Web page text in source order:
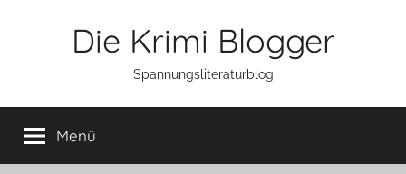
Die Krimi Blogger
Spannungsliteraturblog
Menü